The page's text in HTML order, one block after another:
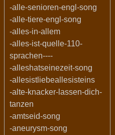
-alle-senioren-engl-song
-alle-tiere-engl-song
-alles-in-allem
-alles-ist-quelle-110-
sprachen----
-alleshatseinezeit-song
-allesistliebeallesisteins
-alte-knacker-lassen-dich-
tanzen
-amtseid-song
-aneurysm-song